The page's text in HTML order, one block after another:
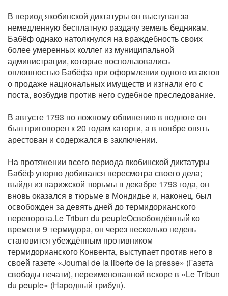
В период якобинской диктатуры он выступал за
немедленную бесплатную раздачу земель беднякам.
Бабёф однако натолкнулся на враждебность своих
более умеренных коллег из муниципальной
администрации, которые воспользовались
оплошностью Бабёфа при оформлении одного из актов
о продаже национальных имуществ и изгнали его с
поста, возбудив против него судебное преследование.
В августе 1793 по ложному обвинению в подлоге он
был приговорен к 20 годам каторги, а в ноябре опять
арестован и содержался в заключении.
На протяжении всего периода якобинской диктатуры
Бабёф упорно добивался пересмотра своего дела;
выйдя из парижской тюрьмы в декабре 1793 года, он
вновь оказался в тюрьме в Мондидье и, наконец, был
освобожден за девять дней до термидорианского
переворота.Le Tribun du peupleОсвобождённый ко
времени 9 термидора, он через несколько недель
становится убеждённым противником
термидорианского Конвента, выступает против него в
своей газете «Journal de la liberte de la presse» (Газета
свободы печати), переименованной вскоре в «Le Tribun
du peuple» (Народный трибун).